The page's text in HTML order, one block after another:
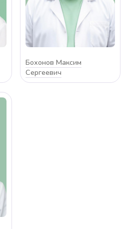
Бохонов Максим
Сергеевич